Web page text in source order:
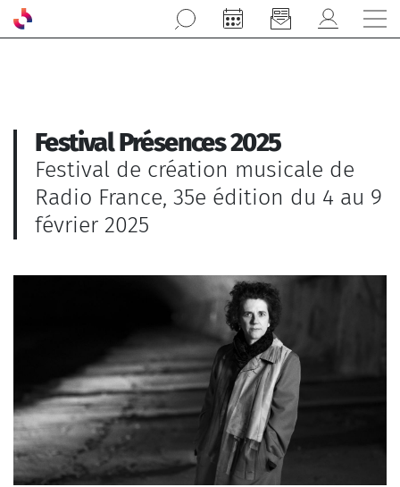
Aller au contenu principal
Festival Présences 2025
Festival de création musicale de
Radio France, 35e édition du 4 au 9
février 2025